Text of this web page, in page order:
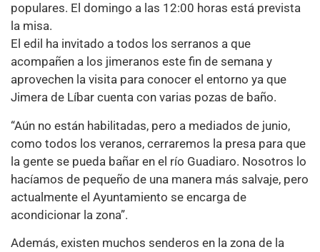
populares. El domingo a las 12:00 horas está prevista
la misa.
El edil ha invitado a todos los serranos a que
acompañen a los jimeranos este fin de semana y
aprovechen la visita para conocer el entorno ya que
Jimera de Líbar cuenta con varias pozas de baño.
“Aún no están habilitadas, pero a mediados de junio,
como todos los veranos, cerraremos la presa para que
la gente se pueda bañar en el río Guadiaro. Nosotros lo
hacíamos de pequeño de una manera más salvaje, pero
actualmente el Ayuntamiento se encarga de
acondicionar la zona”.
Además, existen muchos senderos en la zona de la